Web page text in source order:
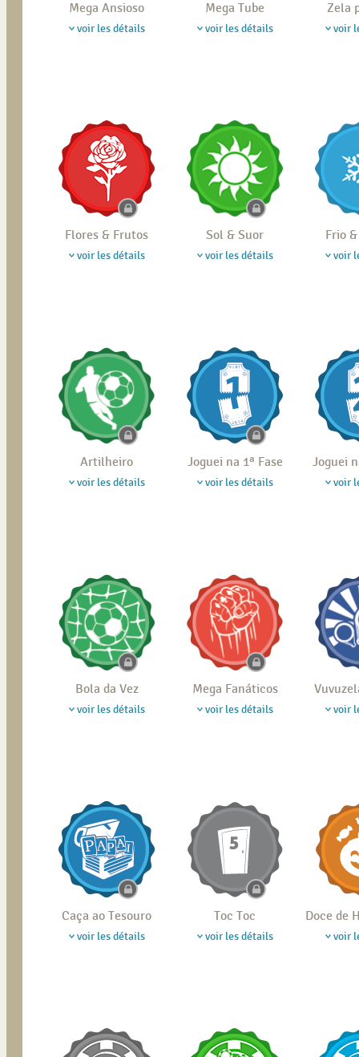
Mega Ansioso
voir les détails
Mega Tube
voir les détails
Zela
voir
Flores & Frutos
voir les détails
Sol & Suor
voir les détails
Frio
voir
Artilheiro
voir les détails
Joguei na 1ª Fase
voir les détails
Joguei
voir
Bola da Vez
voir les détails
Mega Fanáticos
voir les détails voir
Caça ao Tesouro
voir les détails
Toc Toc
voir les détails
Doce de
voir